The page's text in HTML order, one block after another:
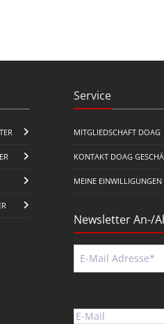
Service
MITGLIEDSCHAFT DOAG
KONTAKT DOAG
MEINE EINWILLIGUNGEN
Newsletter An-/